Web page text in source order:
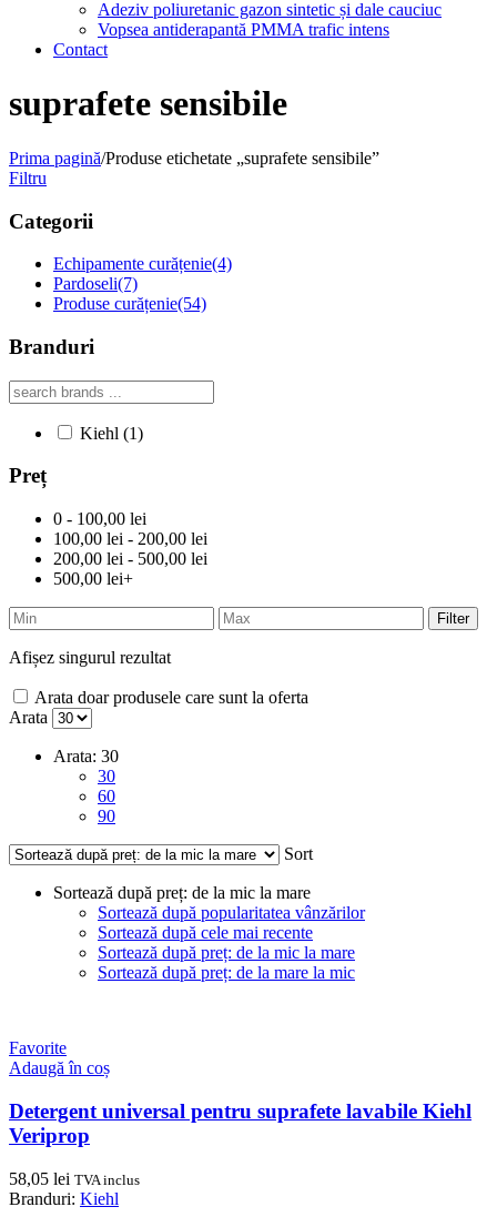
Adeziv poliuretanic gazon sintetic și dale cauciuc
Vopsea antiderapantă PMMA trafic intens
Contact
suprafete sensibile
Prima pagină/Produse etichetate „suprafete sensibile”
Filtru
Categorii
Echipamente curățenie(4)
Pardoseli(7)
Produse curățenie(54)
Branduri
Kiehl (1)
Preț
0 - 100,00 lei
100,00 lei - 200,00 lei
200,00 lei - 500,00 lei
500,00 lei+
Filter
Afișez singurul rezultat
Arata doar produsele care sunt la oferta
Arata
Arata: 30
30
60
90
Sort
Sortează după preț: de la mic la mare
Sortează după popularitatea vânzărilor
Sortează după cele mai recente
Sortează după preț: de la mic la mare
Sortează după preț: de la mare la mic
Favorite
Adaugă în coș
Detergent universal pentru suprafete lavabile Kiehl
Veriprop
58,05 lei TVA inclus
Branduri: Kiehl